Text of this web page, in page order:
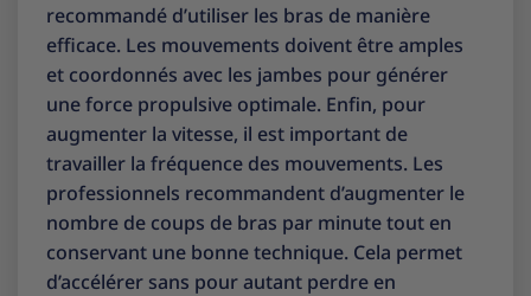
recommandé d’utiliser les bras de manière
efficace. Les mouvements doivent être amples
et coordonnés avec les jambes pour générer
une force propulsive optimale. Enfin, pour
augmenter la vitesse, il est important de
travailler la fréquence des mouvements. Les
professionnels recommandent d’augmenter le
nombre de coups de bras par minute tout en
conservant une bonne technique. Cela permet
d’accélérer sans pour autant perdre en